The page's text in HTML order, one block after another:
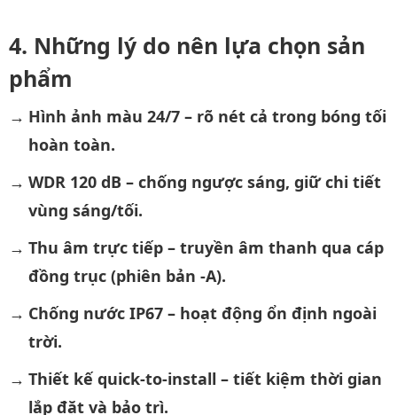
Những lý do nên lựa chọn sản
phẩm
Hình ảnh màu 24/7 – rõ nét cả trong bóng tối
hoàn toàn.
WDR 120 dB – chống ngược sáng, giữ chi tiết
vùng sáng/tối.
Thu âm trực tiếp – truyền âm thanh qua cáp
đồng trục (phiên bản -A).
Chống nước IP67 – hoạt động ổn định ngoài
trời.
Thiết kế quick-to-install – tiết kiệm thời gian
lắp đặt và bảo trì.